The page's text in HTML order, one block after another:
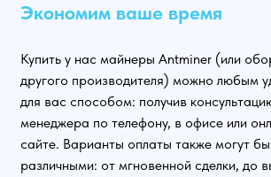
Экономим ваше время
Купить у нас майнеры Antminer (или
другого производителя) можно любым
для вас способом: получив
менеджера по телефону, в офисе или
сайте. Варианты оплаты также могут
различными: от мгновенной сделки, до